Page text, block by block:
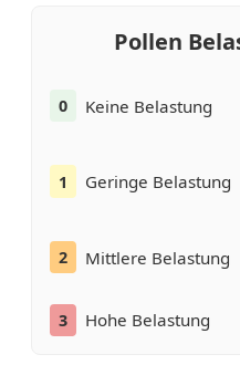
Pollen
0 Keine Belastung
1 Geringe Belastung
2 Mittlere Belastung
3 Hohe Belastung